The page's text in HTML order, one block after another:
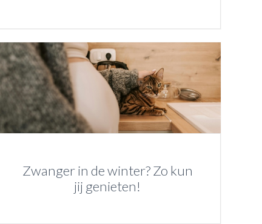
Zwanger in de winter? Zo kun
jij genieten!